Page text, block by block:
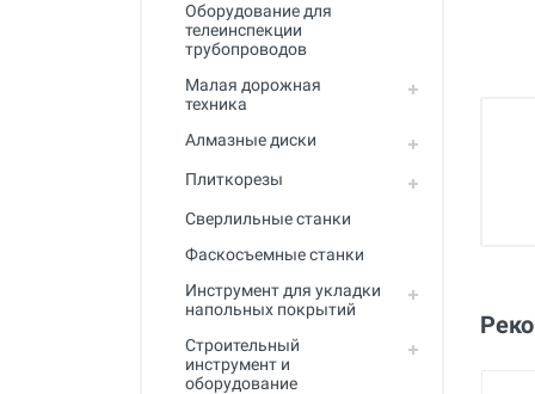
Полный каталог
Оборудование для
телеинспекции
трубопроводов
Малая дорожная
техника
Алмазные диски
Плиткорезы
Сверлильные станки
Фаскосъемные станки
Инструмент для укладки
напольных покрытий
Строительный
инструмент и
оборудование